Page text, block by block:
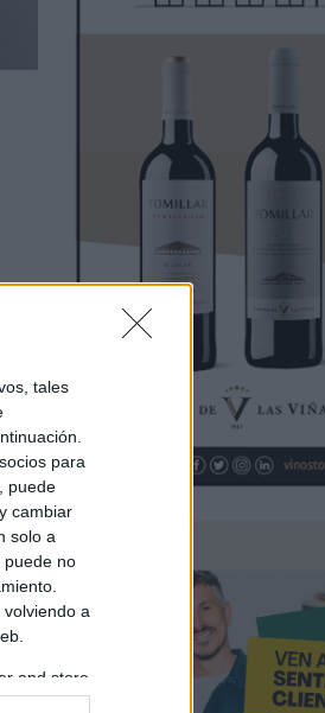
tales
para
puede
cambiar
solo a
puede no
a
and store
grant or